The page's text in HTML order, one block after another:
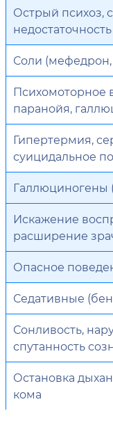
Острый психоз,
недостаточность
Соли
Психомоторное
паранойя,
Гипертермия,
суицидальное
Галлюциногены
Искажение
расширение
Опасное
Седативные
Сонливость,
спутанность
Остановка
кома